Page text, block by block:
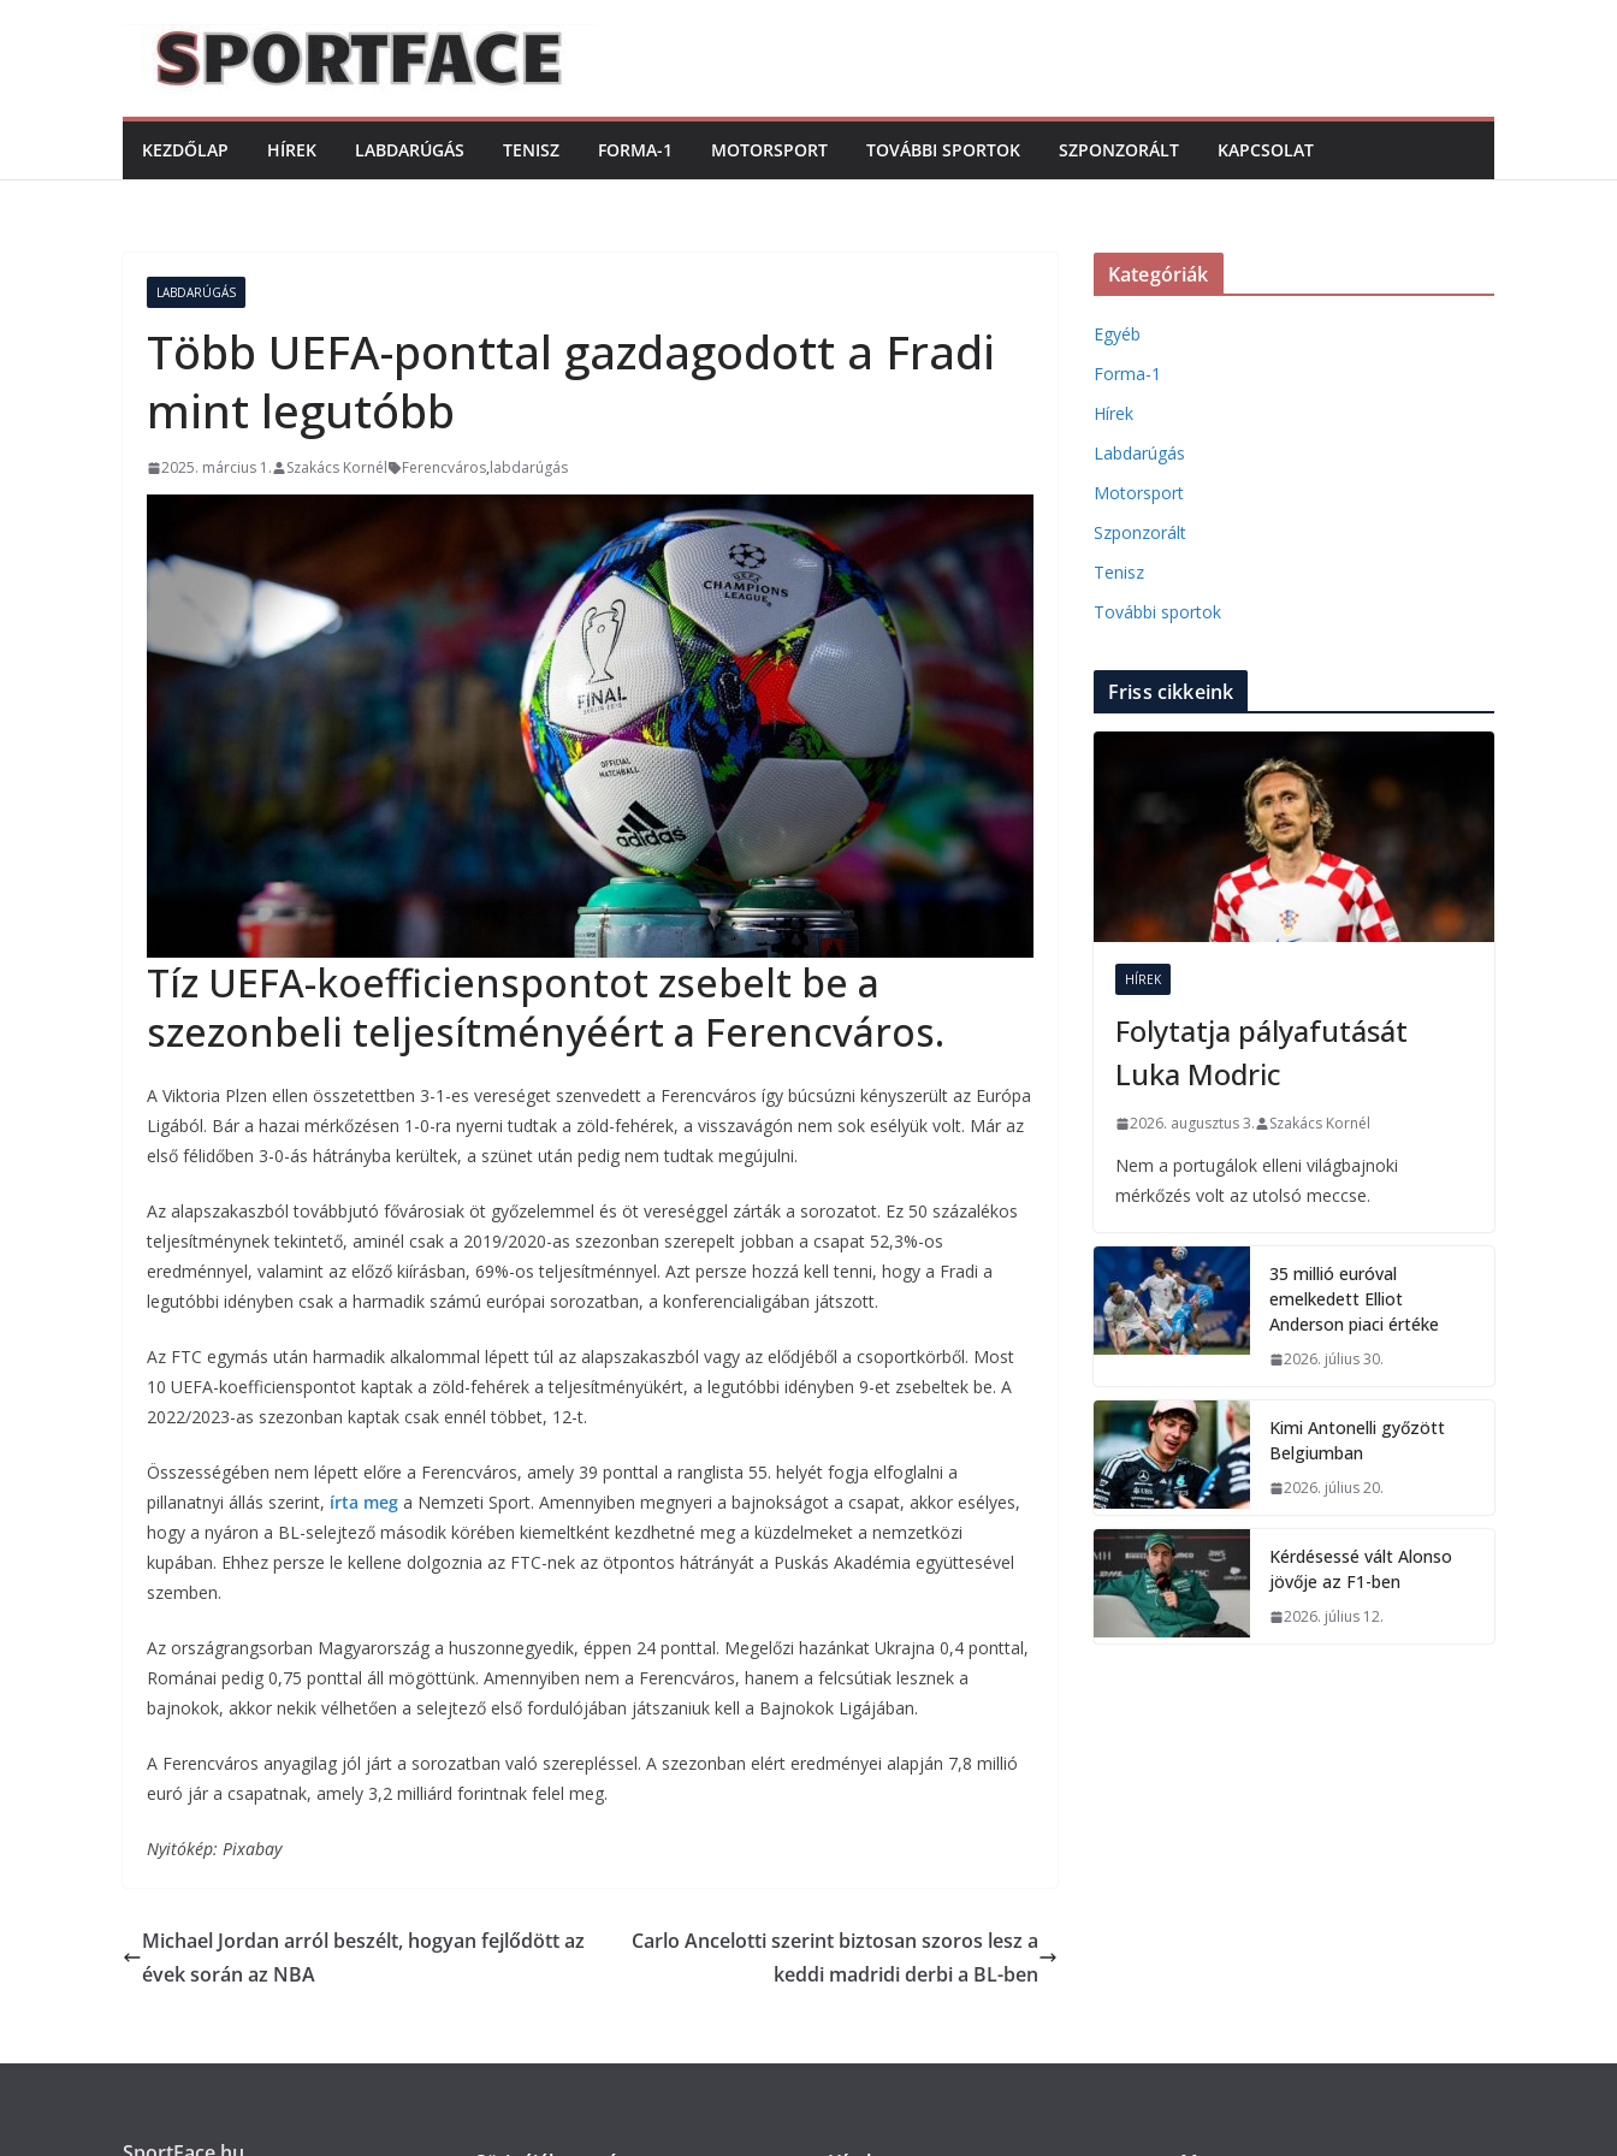
KEZDŐLAP HÍREK LABDARÚGÁS TENISZ FORMA-1 MOTORSPORT TOVÁBBI SPORTOK SZPONZORÁLT KAPCSOLAT
LABDARÚGÁS
Több UEFA-ponttal gazdagodott a Fradi
mint legutóbb
2025. március 1. Szakács Kornél Ferencváros,labdarúgás
Tíz UEFA-koefficienspontot zsebelt be a
szezonbeli teljesítményéért a Ferencváros.
A Viktoria Plzen ellen összetettben 3-1-es vereséget szenvedett a Ferencváros így búcsúzni kényszerült az Európa
Ligából. Bár a hazai mérkőzésen 1-0-ra nyerni tudtak a zöld-fehérek, a visszavágón nem sok esélyük volt. Már az
első félidőben 3-0-ás hátrányba kerültek, a szünet után pedig nem tudtak megújulni.
Az alapszakaszból továbbjutó fővárosiak öt győzelemmel és öt vereséggel zárták a sorozatot. Ez 50 százalékos
teljesítménynek tekintető, aminél csak a 2019/2020-as szezonban szerepelt jobban a csapat 52,3%-os
eredménnyel, valamint az előző kiírásban, 69%-os teljesítménnyel. Azt persze hozzá kell tenni, hogy a Fradi a
legutóbbi idényben csak a harmadik számú európai sorozatban, a konferencialigában játszott.
Az FTC egymás után harmadik alkalommal lépett túl az alapszakaszból vagy az elődjéből a csoportkörből. Most
10 UEFA-koefficienspontot kaptak a zöld-fehérek a teljesítményükért, a legutóbbi idényben 9-et zsebeltek be. A
2022/2023-as szezonban kaptak csak ennél többet, 12-t.
Összességében nem lépett előre a Ferencváros, amely 39 ponttal a ranglista 55. helyét fogja elfoglalni a
pillanatnyi állás szerint, írta meg a Nemzeti Sport. Amennyiben megnyeri a bajnokságot a csapat, akkor esélyes,
hogy a nyáron a BL-selejtező második körében kiemeltként kezdhetné meg a küzdelmeket a nemzetközi
kupában. Ehhez persze le kellene dolgoznia az FTC-nek az ötpontos hátrányát a Puskás Akadémia együttesével
szemben.
Az országrangsorban Magyarország a huszonnegyedik, éppen 24 ponttal. Megelőzi hazánkat Ukrajna 0,4 ponttal,
Románai pedig 0,75 ponttal áll mögöttünk. Amennyiben nem a Ferencváros, hanem a felcsútiak lesznek a
bajnokok, akkor nekik vélhetően a selejtező első fordulójában játszaniuk kell a Bajnokok Ligájában.
A Ferencváros anyagilag jól járt a sorozatban való szerepléssel. A szezonban elért eredményei alapján 7,8 millió
euró jár a csapatnak, amely 3,2 milliárd forintnak felel meg.
Nyitókép: Pixabay
Michael Jordan arról beszélt, hogyan fejlődött az
évek során az NBA
Carlo Ancelotti szerint biztosan szoros lesz a
keddi madridi derbi a BL-ben
Kategóriák
Egyéb
Forma-1
Hírek
Labdarúgás
Motorsport
Szponzorált
Tenisz
További sportok
Friss cikkeink
HÍREK
Folytatja pályafutását
Luka Modric
2026. augusztus 3. Szakács Kornél
Nem a portugálok elleni világbajnoki
mérkőzés volt az utolsó meccse.
35 millió euróval
emelkedett Elliot
Anderson piaci értéke
2026. július 30.
Kimi Antonelli győzött
Belgiumban
2026. július 20.
Kérdésessé vált Alonso
jövője az F1-ben
2026. július 12.